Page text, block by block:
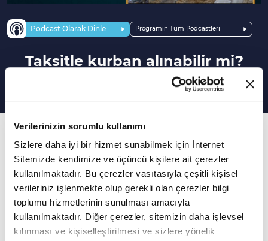
Verilerinizin sorumlu kullanımı
Sizlere daha iyi bir hizmet sunabilmek için İnternet
Sitemizde kendimize ve üçüncü kişilere ait çerezler
kullanılmaktadır. Bu çerezler vasıtasıyla çeşitli kişisel
verileriniz işlenmekte olup gerekli olan çerezler bilgi
toplumu hizmetlerinin sunulması amacıyla
kullanılmaktadır. Diğer çerezler, sitemizin daha işlevsel
kılınması ve kişiselleştirilmesi ve sizlere yönelik
Podcast Olarak Dinle Programın Tüm Podcastleri
Taksitle kurban alınabilir mi?
12. Bölüm
Alınan kurbanın ücreti taksit taksit ödenebilir
mi? Taksitli bir şekilde kurbanlık alınabilir mi?
Dr. Hüseyin Kayapınar Müslümanların
ibadetlerinin gerekliliklerini yerine getirmenin